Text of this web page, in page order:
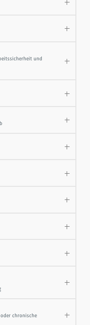
und
chronische